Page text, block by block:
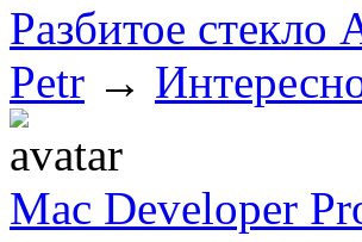
Разбитое стекло
Petr →
Mac Developer